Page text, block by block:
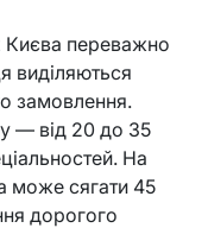
переважно
виділяються
замовлення.
— від 20 до 35
На
може сягати 45
дорогого